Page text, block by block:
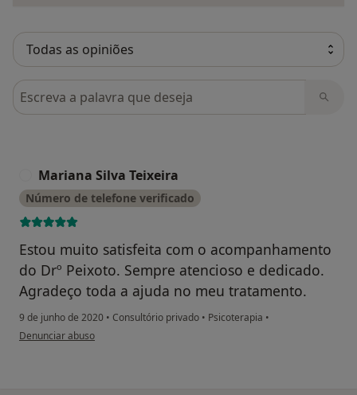
Pesquisar em opiniões
Mariana Silva Teixeira
Número de telefone verificado
Estou muito satisfeita com o acompanhamento
do Drº Peixoto. Sempre atencioso e dedicado.
Agradeço toda a ajuda no meu tratamento.
9 de junho de 2020 • Consultório privado • Psicoterapia •
na opinião do utilizador Mariana Silva Teixeira
Denunciar abuso